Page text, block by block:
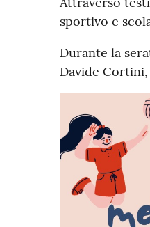
sportivo e
Durante la
Davide